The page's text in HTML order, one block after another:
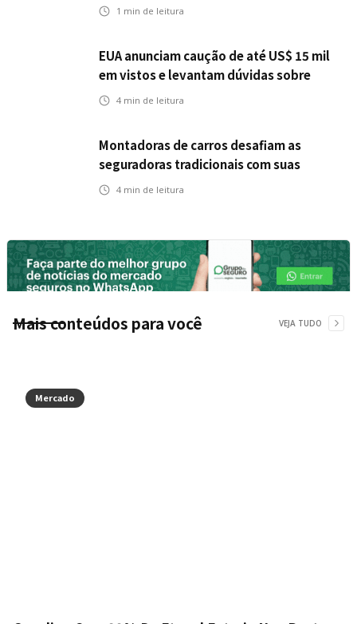
1 min de leitura
EUA anunciam caução de até US$ 15 mil
em vistos e levantam dúvidas sobre
impactos no seguro viagem
4 min de leitura
Montadoras de carros desafiam as
seguradoras tradicionais com suas
próprias opções de seguro
4 min de leitura
Mais conteúdos para você VEJA TUDO
Mercado